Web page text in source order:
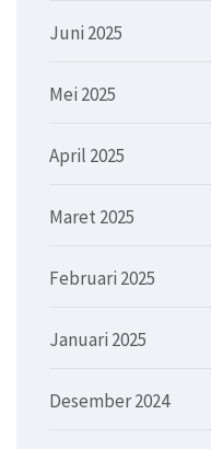
Juni 2025
Mei 2025
April 2025
Maret 2025
Februari 2025
Januari 2025
Desember 2024